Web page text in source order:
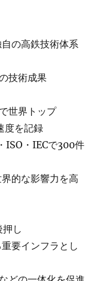
の高鉄技術体系
技術成果
世界トップ
度を記録
ISO・IECで300件
的な影響力を高
し
要インフラとし